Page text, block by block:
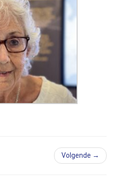
Volgende →